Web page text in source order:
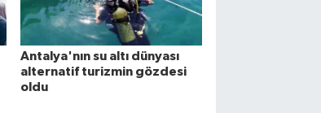
Antalya'nın su altı dünyası
alternatif turizmin gözdesi
oldu